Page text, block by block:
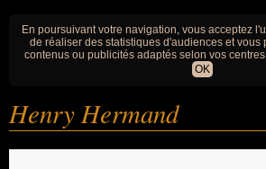
En poursuivant votre navigation, vous acceptez
de réaliser des statistiques d'audiences et vous
contenus ou publicités adaptés selon vos
OK
Henry Hermand